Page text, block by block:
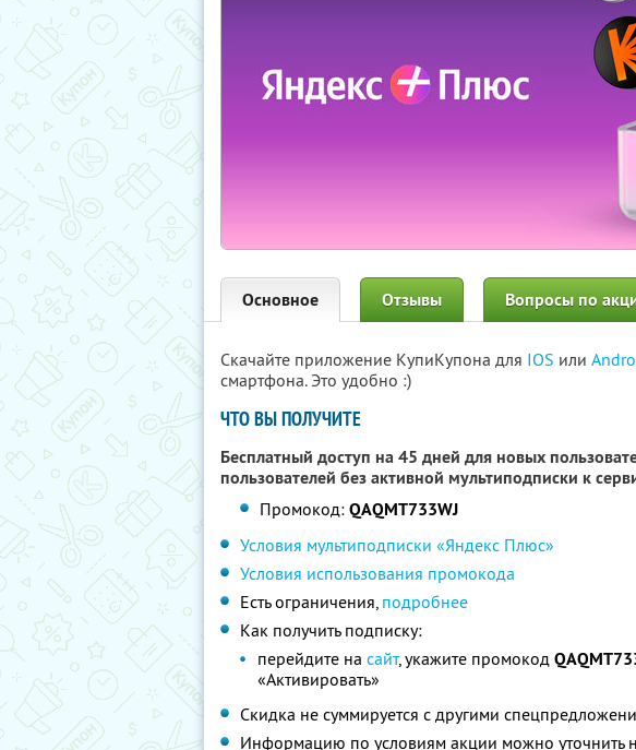
Основное Отзывы Вопросы по
Скачайте приложение КупиКупона для IOS или
смартфона. Это удобно :)
ЧТО ВЫ ПОЛУЧИТЕ
Бесплатный доступ на 45 дней для новых
пользователей без активной мультиподписки к
Промокод:QAQMT733WJ
Условия мультиподписки «Яндекс Плюс»
Условия использования промокода
Есть ограничения, подробнее
Как получить подписку:
перейдите на сайт, укажите промокод
«Активировать»
Скидка не суммируется с другими
Информацию по условиям акции можно уточнить